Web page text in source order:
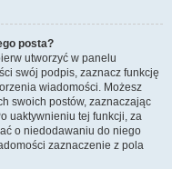
posta?
utworzyć w panelu
swój podpis, zaznacz funkcję
wiadomości. Możesz
swoich postów, zaznaczając
uaktywnieniu tej funkcji, za
o niedodawaniu do niego
zaznaczenie z pola